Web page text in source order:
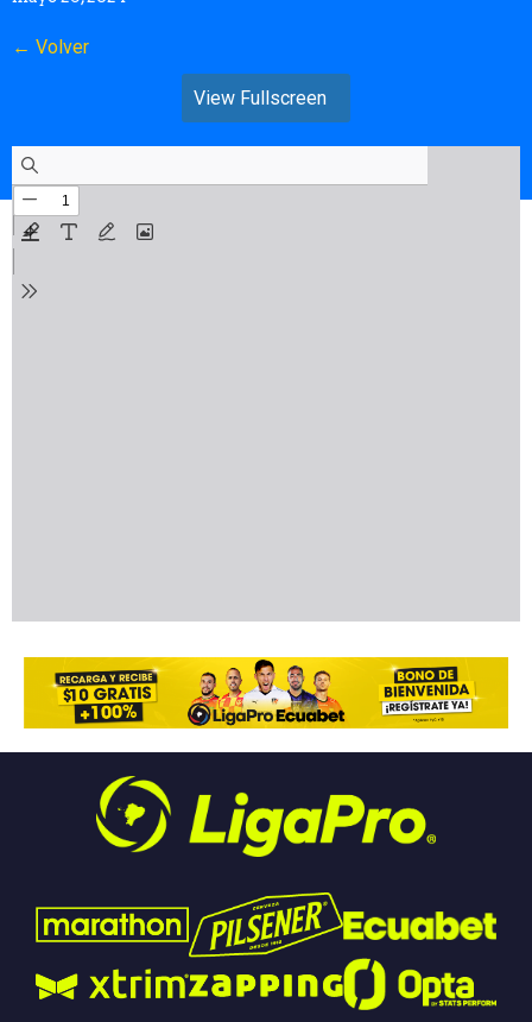
← Volver
View Fullscreen